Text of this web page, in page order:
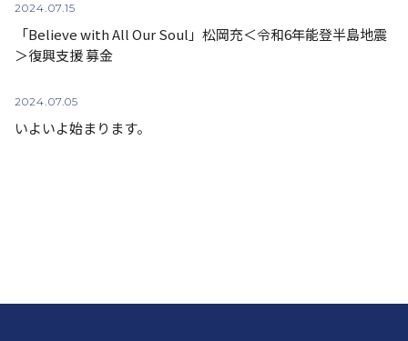
2024.07.15
「Believe with All Our Soul」松岡充＜令和6年能登半島地震
＞復興支援 募金
2024.07.05
いよいよ始まります。